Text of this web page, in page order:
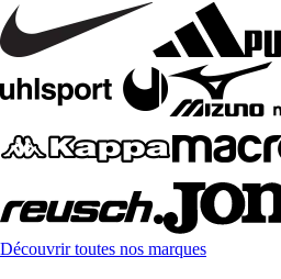
Découvrir toutes nos marques